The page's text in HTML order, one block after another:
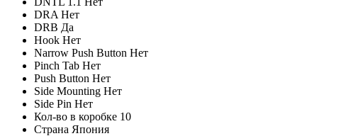
DRA Нет
DRB Да
Hook Нет
Narrow Push Button Нет
Pinch Tab Нет
Push Button Нет
Side Mounting Нет
Side Pin Нет
Кол-во в коробке 10
Страна Япония